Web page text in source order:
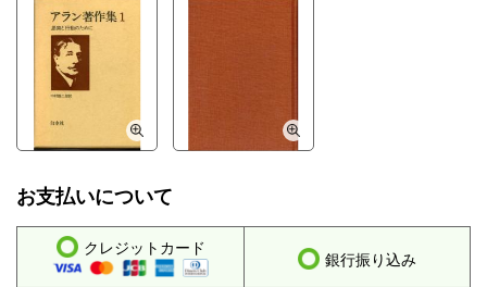
お支払いについて
クレジットカード
銀行振り込み